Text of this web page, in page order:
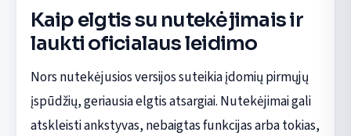
Kaip elgtis su nutekėjimais ir
laukti oficialaus leidimo
Nors nutekėjusios versijos suteikia įdomių pirmųjų
įspūdžių, geriausia elgtis atsargiai. Nutekėjimai gali
atskleisti ankstyvas, nebaigtas funkcijas arba tokias,